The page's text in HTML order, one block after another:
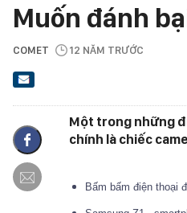
Muốn đánh
COMET 12 NĂM TRƯỚC
Một trong những
chính là chiếc
Bấm bấm điện thoại